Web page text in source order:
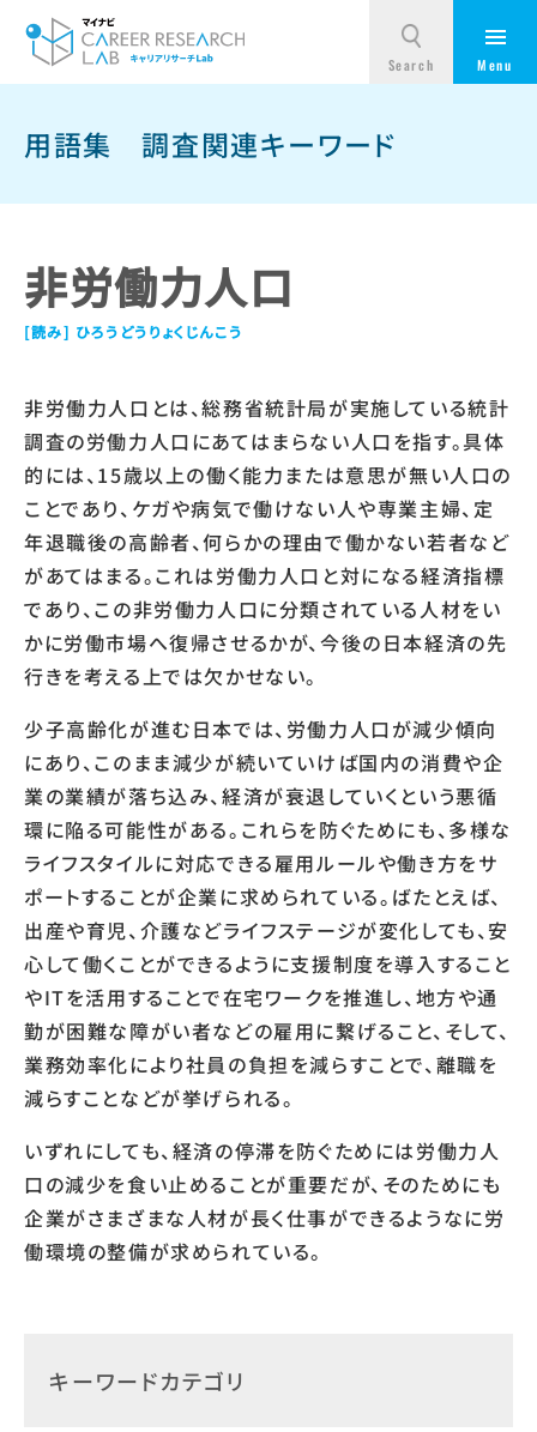
用語集調査関連キーワード
非労働力人口
ひろうどうりょくじんこう
非労働力人口とは、総務省統計局が実施している統計
調査の労働力人口にあてはまらない人口を指す。具体
的には、15歳以上の働く能力または意思が無い人口の
ことであり、ケガや病気で働けない人や専業主婦、定
年退職後の高齢者、何らかの理由で働かない若者など
があてはまる。これは労働力人口と対になる経済指標
であり、この非労働力人口に分類されている人材をい
かに労働市場へ復帰させるかが、今後の日本経済の先
行きを考える上では欠かせない。
少子高齢化が進む日本では、労働力人口が減少傾向
にあり、このまま減少が続いていけば国内の消費や企
業の業績が落ち込み、経済が衰退していくという悪循
環に陥る可能性がある。これらを防ぐためにも、多様な
ライフスタイルに対応できる雇用ルールや働き方をサ
ポートすることが企業に求められている。ばたとえば、
出産や育児、介護などライフステージが変化しても、安
心して働くことができるように支援制度を導入すること
やITを活用することで在宅ワークを推進し、地方や通
勤が困難な障がい者などの雇用に繋げること、そして、
業務効率化により社員の負担を減らすことで、離職を
減らすことなどが挙げられる。
いずれにしても、経済の停滞を防ぐためには労働力人
口の減少を食い止めることが重要だが、そのためにも
企業がさまざまな人材が長く仕事ができるようなに労
働環境の整備が求められている。
キーワードカテゴリ